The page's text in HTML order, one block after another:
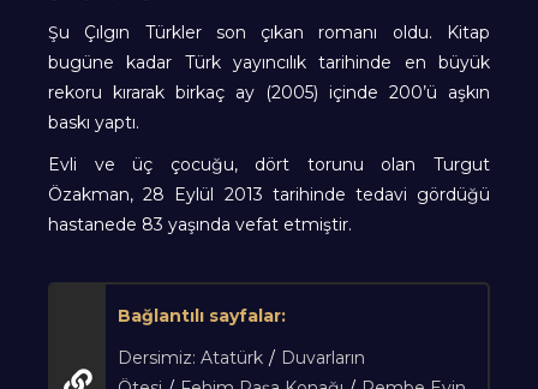
Şu Çılgın Türkler son çıkan romanı oldu. Kitap
bugüne kadar Türk yayıncılık tarihinde en büyük
rekoru kırarak birkaç ay (2005) içinde 200’ü aşkın
baskı yaptı.
Evli ve üç çocuğu, dört torunu olan Turgut
Özakman, 28 Eylül 2013 tarihinde tedavi gördüğü
hastanede 83 yaşında vefat etmiştir.
Bağlantılı sayfalar:
Dersimiz: Atatürk / Duvarların